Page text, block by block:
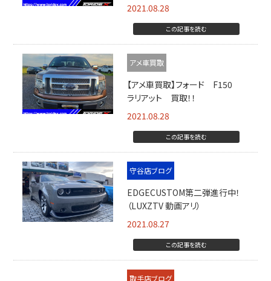
2021.08.28
この記事を読む
アメ車買取
【アメ車買取】フォード F150
ラリアット 買取！！
2021.08.28
この記事を読む
守谷店ブログ
EDGECUSTOM第二弾進行中！
（LUXZTV 動画アリ）
2021.08.27
この記事を読む
取手店ブログ